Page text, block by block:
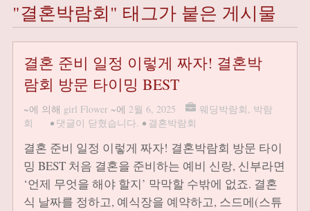
"결혼박람회" 태그가 붙은 게시물
결혼 준비 일정 이렇게 짜자! 결혼박
람회 방문 타이밍 BEST
~에 의해 girl Flower ~에 2월 6, 2025 웨딩박람회, 박람
회
• 댓글이 닫혔습니다. • 결혼박람회
결혼 준비 일정 이렇게 짜자! 결혼박람회 방문 타이
밍 BEST 처음 결혼을 준비하는 예비 신랑, 신부라면
‘언제 무엇을 해야 할지’ 막막할 수밖에 없죠. 결혼
식 날짜를 정하고, 예식장을 예약하고, 스드메(스튜